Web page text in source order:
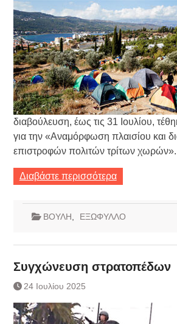
διαβούλευση, έως τις 31 Ιουλίου,
για την «Αναμόρφωση πλαισίου και
επιστροφών πολιτών τρίτων χωρών».
Διαβάστε περισσότερα
ΒΟΥΛΗ ΕΞΩΦΥΛΛΟ
Συγχώνευση στρατοπέδων
24 Ιουλίου 2025